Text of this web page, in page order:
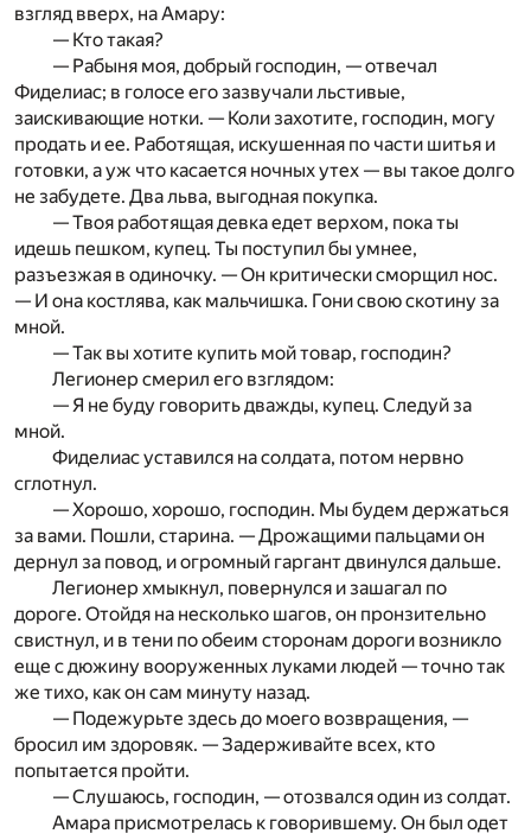
взгляд вверх, на Амару:
— Кто такая?
— Рабыня моя, добрый господин, — отвечал
Фиделиас; в голосе его зазвучали льстивые,
заискивающие нотки. — Коли захотите, господин, могу
продать и ее. Работящая, ис­кушенная по части шитья и
готовки, а уж что касается ночных утех — вы такое долго
не забудете. Два льва, выгодная покупка.
— Твоя работящая девка едет верхом, пока ты
идешь пешком, купец. Ты поступил бы умнее,
разъезжая в одиночку. — Он критически сморщил нос.
— И она костлява, как мальчишка. Гони свою скотину за
мной.
— Так вы хотите купить мой товар, господин?
Легионер смерил его взглядом:
— Я не буду говорить дважды, купец. Следуй за
мной.
Фиделиас уставился на солдата, потом нервно
сглотнул.
— Хорошо, хорошо, господин. Мы будем держаться
за вами. Пошли, старина. — Дрожащими пальцами он
дернул за повод, и огромный гаргант двинулся дальше.
Легионер хмыкнул, повернулся и зашагал по
дороге. Отой­дя на несколько шагов, он пронзительно
свистнул, и в тени по обеим сторонам дороги возникло
еще с дюжину вооруженных луками людей — точно так
же тихо, как он сам минуту назад.
— Подежурьте здесь до моего возвращения, —
бросил им здоровяк. — Задерживайте всех, кто
попытается пройти.
— Слушаюсь, господин, — отозвался один из солдат.
Амара присмотрелась к говорившему. Он был одет